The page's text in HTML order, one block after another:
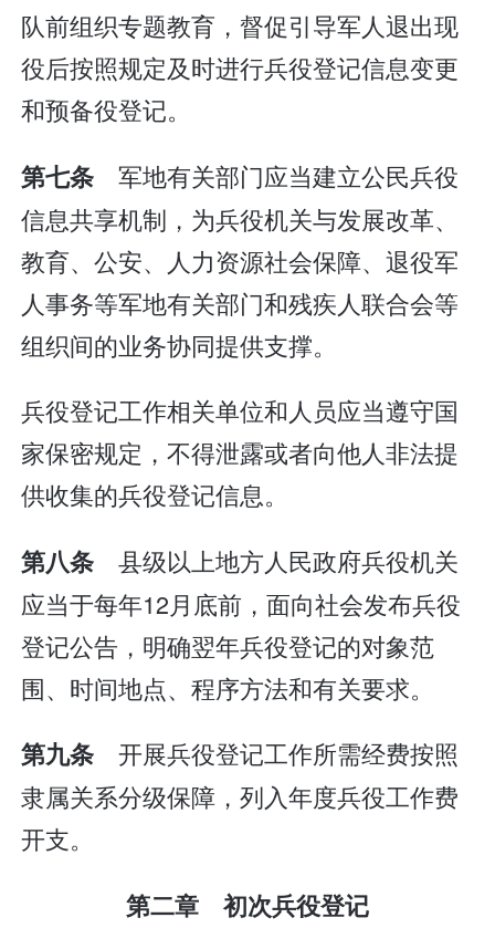
队前组织专题教育，督促引导军人退出现
役后按照规定及时进行兵役登记信息变更
和预备役登记。
第七条军地有关部门应当建立公民兵役
信息共享机制，为兵役机关与发展改革、
教育、公安、人力资源社会保障、退役军
人事务等军地有关部门和残疾人联合会等
组织间的业务协同提供支撑。
兵役登记工作相关单位和人员应当遵守国
家保密规定，不得泄露或者向他人非法提
供收集的兵役登记信息。
第八条县级以上地方人民政府兵役机关
应当于每年12月底前，面向社会发布兵役
登记公告，明确翌年兵役登记的对象范
围、时间地点、程序方法和有关要求。
第九条开展兵役登记工作所需经费按照
隶属关系分级保障，列入年度兵役工作费
开支。
第二章 初次兵役登记